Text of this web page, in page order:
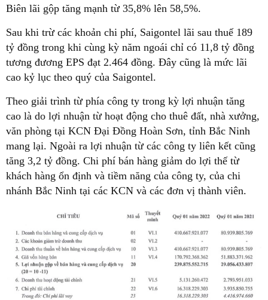
Biên lãi gộp tăng mạnh từ 35,8% lên 58,5%.
Sau khi trừ các khoản chi phí, Saigontel lãi sau thuế 189
tỷ đồng trong khi cùng kỳ năm ngoái chỉ có 11,8 tỷ đồng
tương đương EPS đạt 2.464 đồng. Đây cũng là mức lãi
cao kỷ lục theo quý của Saigontel.
Theo giải trình từ phía công ty trong kỳ lợi nhuận tăng
cao là do lợi nhuận từ hoạt động cho thuê đất, nhà xưởng,
văn phòng tại KCN Đại Đồng Hoàn Sơn, tỉnh Bắc Ninh
mang lại. Ngoài ra lợi nhuận từ các công ty liên kết cũng
tăng 3,2 tỷ đồng. Chi phí bán hàng giảm do lợi thế từ
khách hàng ổn định và tiềm năng của công ty, của chi
nhánh Bắc Ninh tại các KCN và các đơn vị thành viên.